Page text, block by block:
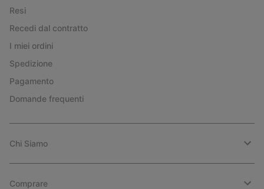
Resi
Recedi dal contratto
I miei ordini
Spedizione
Pagamento
Domande frequenti
Chi Siamo
Comprare